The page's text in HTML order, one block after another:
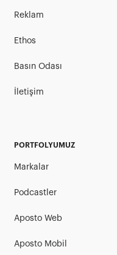
Reklam
Ethos
Basın Odası
İletişim
PORTFOLYUMUZ
Markalar
Podcastler
Aposto Web
Aposto Mobil